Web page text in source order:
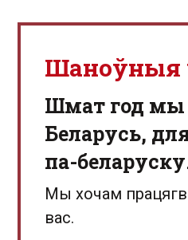
Шаноўныя
Шмат год мы
Беларусь,
па-
Мы хочам
вас.